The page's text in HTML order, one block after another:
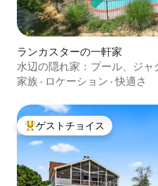
ランカスターの一軒家
水辺の隠れ家：プール、ジ
家族 · ロケーション ·快適さ
大好評のゲストチョイスです。
ゲストチョイス